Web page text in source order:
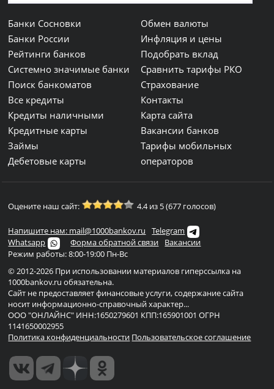
Банки Сосновки
Банки России
Рейтинги банков
Системно значимые банки
Поиск банкоматов
Все кредиты
Кредиты наличными
Кредитные карты
Займы
Дебетовые карты
Обмен валюты
Инфляция и цены
Подобрать вклад
Сравнить тарифы РКО
Страхование
Контакты
Карта сайта
Вакансии банков
Тарифы мобильных
операторов
Оцените наш сайт: 4.4 из 5 (677 голосов)
Напишите нам: mail@1000bankov.ru
Telegram
Whatsapp
Форма обратной связи
Вакансии
Режим работы: 8:00-19:00 Пн-Вс
© 2012-2026 При использовании материалов гиперссылка на
1000bankov.ru обязательна.
Сайт не предоставляет финансовые услуги, содержание сайта
носит информационно-справочный характер...
ООО "ОНЛАЙНС" ИНН:1650279601 КПП:165901001 ОГРН
1141650002955
Политика конфиденциальности Пользовательское соглашение